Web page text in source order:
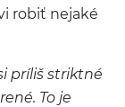
robiť nejaké
príliš striktné
To je